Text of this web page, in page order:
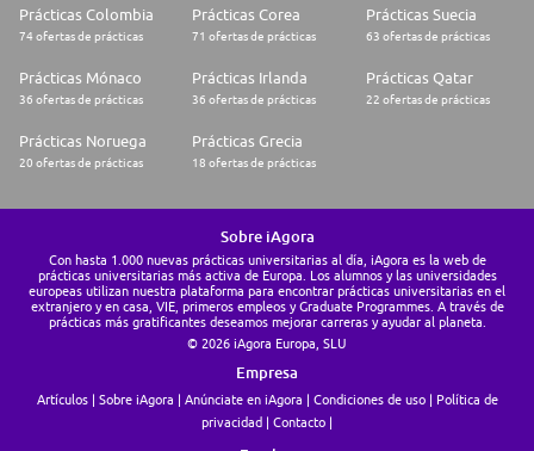
Prácticas Colombia
74 ofertas de prácticas
Prácticas Corea
71 ofertas de prácticas
Prácticas Suecia
63 ofertas de prácticas
Prácticas Mónaco
36 ofertas de prácticas
Prácticas Irlanda
36 ofertas de prácticas
Prácticas Qatar
22 ofertas de prácticas
Prácticas Noruega
20 ofertas de prácticas
Prácticas Grecia
18 ofertas de prácticas
Sobre iAgora
Con hasta 1.000 nuevas prácticas universitarias al día, iAgora es la web de
prácticas universitarias más activa de Europa. Los alumnos y las universidades
europeas utilizan nuestra plataforma para encontrar prácticas universitarias en el
extranjero y en casa, VIE, primeros empleos y Graduate Programmes. A través de
prácticas más gratificantes deseamos mejorar carreras y ayudar al planeta.
© 2026 iAgora Europa, SLU
Empresa
Artículos Sobre iAgora Anúnciate en iAgora Condiciones de uso
Política de
privacidad
Contacto